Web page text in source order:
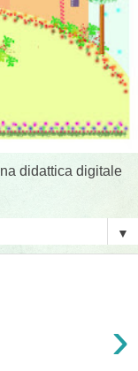
didattica digitale
▼
›